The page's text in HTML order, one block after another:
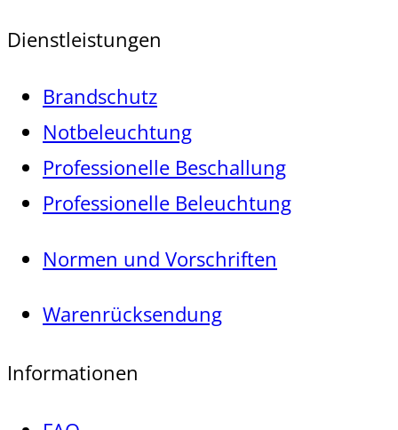
Dienstleistungen
Brandschutz
Notbeleuchtung
Professionelle Beschallung
Professionelle Beleuchtung
Normen und Vorschriften
Warenrücksendung
Informationen